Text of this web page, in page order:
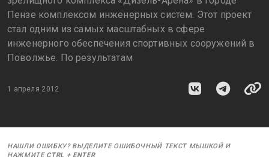
Пензе комплексом инженерных систем. Этот проект
стал одним из самых масштабных в сфере
инженерного обеспечения спортивных сооружений в
Поволжье. По результатам
1 апреля 2012
НАШЛИ ОШИБКУ? ВЫДЕЛИТЕ ОШИБОЧНЫЙ ТЕКСТ МЫШКОЙ И
НАЖМИТЕ CTRL + ENTER